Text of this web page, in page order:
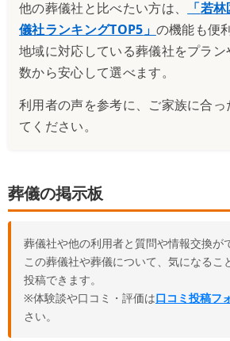
他の葬儀社と比べたい方は、
「若林
儀社ランキングTOP5 」 の機能も便
地域に対応している葬儀社をプラ
数から安心して選べます。
利用者の声を参考に、ご家族に合
てください。
葬儀の掲示板
葬儀社や他の利用者と質問や情報交換が
この葬儀社や葬儀について、気になるこ
投稿できます。
※体験談や口コミ・評価は口コミ投稿フ
さい。